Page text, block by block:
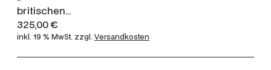
britischen…
325,00€
inkl. 19 % MwSt. zzgl. Versandkosten